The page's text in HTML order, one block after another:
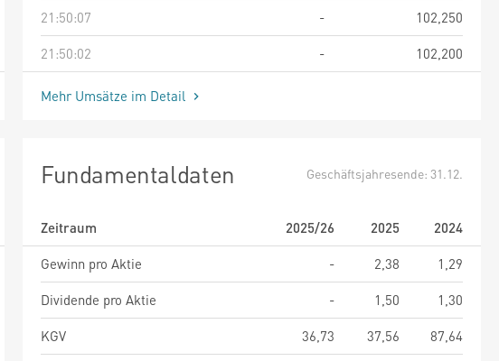
21:50:07
-
102,250
21:50:02
- 102,200
Mehr Umsätze im Detail
Fundamentaldaten Geschäftsjahresende: 31.12.
Zeitraum 2025/26 2025
2024
Gewinn pro Aktie
- 2,38
1,29
Dividende pro Aktie
- 1,50
1,30
KGV
36,73 37,56
87,64